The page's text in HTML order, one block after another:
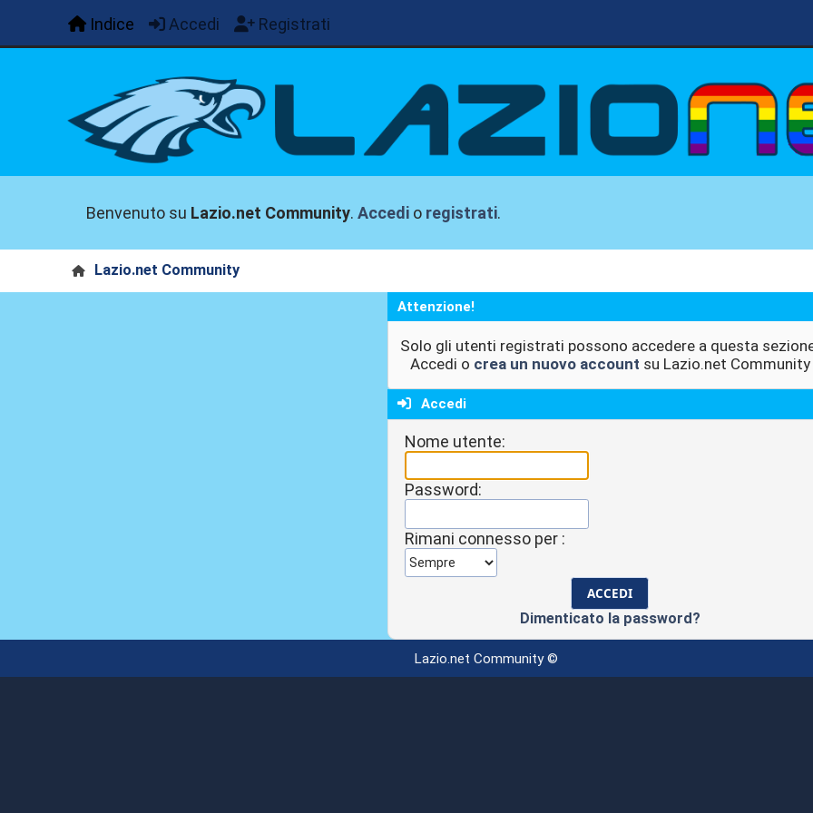
Indice Accedi Registrati
Benvenuto su Lazio.net Community.Accedi o registrati.
Lazio.net Community
Attenzione!
Solo gli utenti registrati possono accedere a questa
Accedi o crea un nuovo account su Lazio.net Community
Accedi
Nome utente:
Password:
Rimani connesso per :
Dimenticato la password?
Lazio.net Community ©